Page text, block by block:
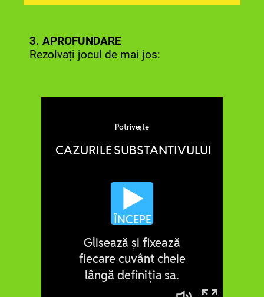
3. APROFUNDARE
Rezolvați jocul de mai jos: